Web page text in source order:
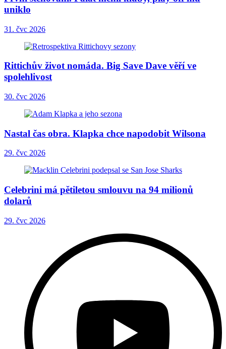
uniklo
31. čvc 2026
Rittichův život nomáda. Big Save Dave věří ve
spolehlivost
30. čvc 2026
Nastal čas obra. Klapka chce napodobit Wilsona
29. čvc 2026
Celebrini má pětiletou smlouvu na 94 milionů
dolarů
29. čvc 2026